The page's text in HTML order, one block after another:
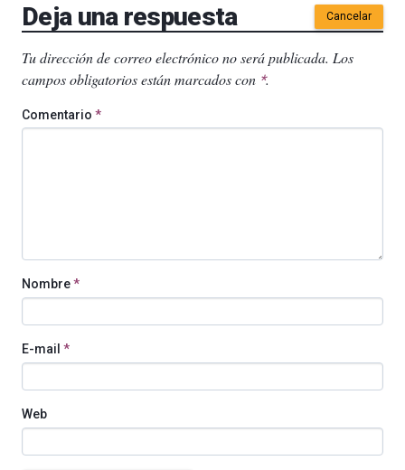
Deja una respuesta Cancelar
Tu dirección de correo electrónico no será publicada. Los
campos obligatorios están marcados con *.
Comentario *
Nombre*
E-mail *
Web